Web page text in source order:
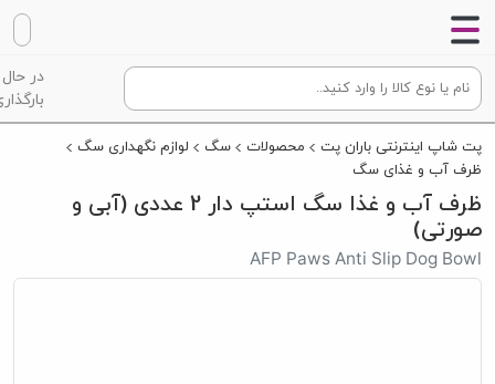
در حال
پت شاپ اینترنتی باران پت محصولات سگ
لوازم نگهداری سگ
ظرف آب و غذای سگ
ظرف آب و غذا سگ استپ دار 2 عددی (آبی و
صورتی)
AFP Paws Anti Slip Dog Bowl